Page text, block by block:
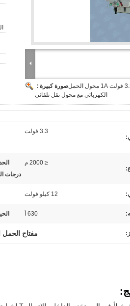
صورة كبيرة :الصف الصناعي 3.3 فولت 1A محول الحمل
الكهربائي مع محول نقل تلقائي
3.3 فولت
≤ 2000 م
درجات
12 كيلو فولت
630 أ
مفتاح الحمل